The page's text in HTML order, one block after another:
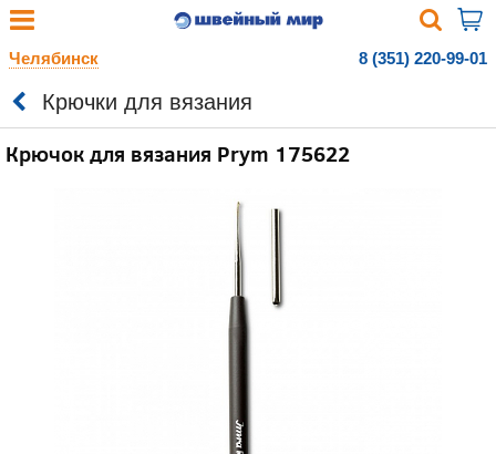
Челябинск 8 (351) 220-99-01
Крючки для вязания
Крючок для вязания Prym 175622